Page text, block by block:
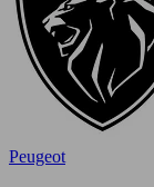
Peugeot